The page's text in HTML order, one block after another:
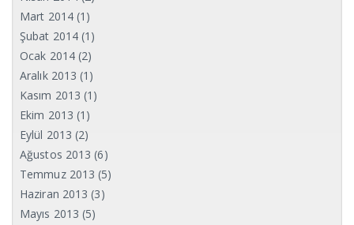
Mart 2014 (1)
Şubat 2014 (1)
Ocak 2014 (2)
Aralık 2013 (1)
Kasım 2013 (1)
Ekim 2013 (1)
Eylül 2013 (2)
Ağustos 2013 (6)
Temmuz 2013 (5)
Haziran 2013 (3)
Mayıs 2013 (5)